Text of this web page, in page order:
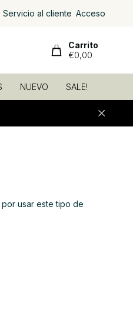
Servicio al cliente Acceso
Carrito
€0,00
NUEVO SALE!
usar este tipo de